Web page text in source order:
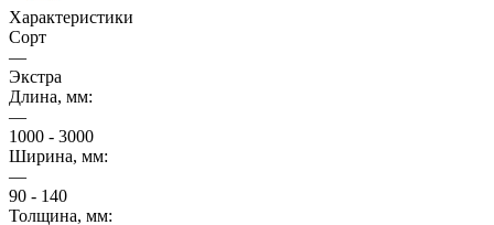
Характеристики
Сорт
—
Экстра
Длина, мм:
—
1000 - 3000
Ширина, мм:
—
90 - 140
Толщина, мм: